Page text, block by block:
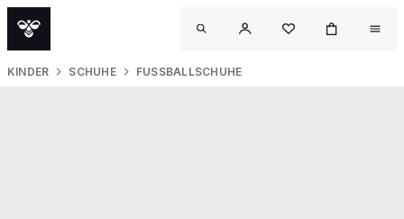
KINDER SCHUHE FUSSBALLSCHUHE